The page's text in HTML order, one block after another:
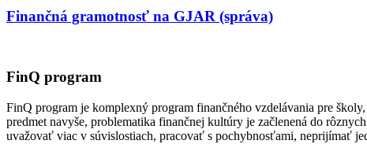
Finančná gramotnosť na GJAR (správa)
FinQ program
FinQ program je komplexný program finančného vzdelávania pre
predmet navyše, problematika finančnej kultúry je začlenená do
uvažovať viac v súvislostiach, pracovať s pochybnosťami, neprijímať